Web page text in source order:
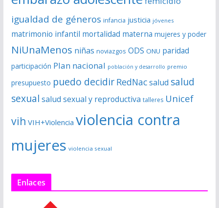
igualdad de géneros infancia justicia jóvenes
matrimonio infantil mortalidad materna mujeres y poder
NiUnaMenos niñas noviazgos ODS ONU paridad
participación Plan nacional población y desarrollo premio
presupuesto puedo decidir RedNacsalud salud
sexual salud sexual y reproductiva talleres Unicef
vih VIH+Violencia violencia contra
mujeres violencia sexual
Enlaces